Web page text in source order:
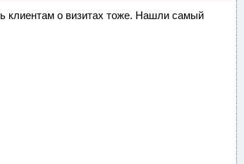
клиентам о визитах тоже. Нашли самый